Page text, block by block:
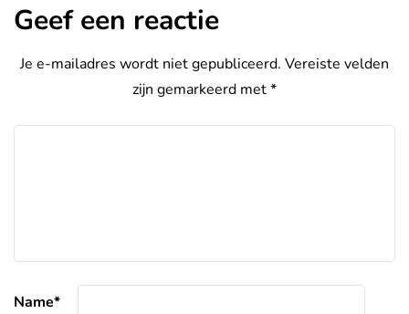
Geef een reactie
Je e-mailadres wordt niet gepubliceerd. Vereiste velden
zijn gemarkeerd met*
Name*